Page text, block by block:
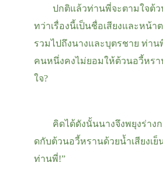
ปกติแล้วท่านพี่จะตามใจต้ว
ทว่าเรื่องนี้เป็นชื่อเสียงและหน้
รวมไปถึงนางและบุตรชาย ท่า
คนหนึ่งคงไม่ยอมให้ต้วนอวี้หรา
ใจ?
คิดได้ดังนั้นนางจึงพยุงร่าง
ดกับต้วนอวี้หรานด้วยน้ำเสียงเ
ท่านพี่!”